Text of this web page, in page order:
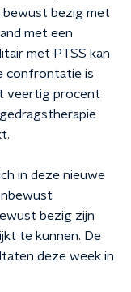
bewust bezig met
met een
met PTSS kan
confrontatie is
veertig procent
in deze nieuwe
bezig zijn
te kunnen. De
deze week in